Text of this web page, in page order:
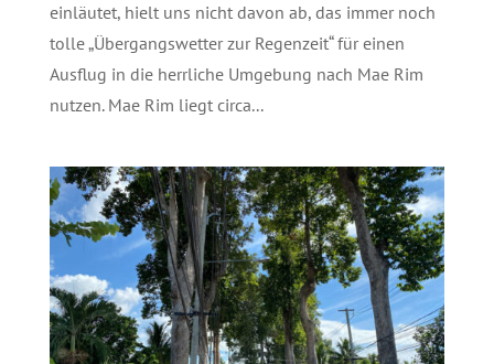
einläutet, hielt uns nicht davon ab, das immer noch
tolle „Übergangswetter zur Regenzeit“ für einen
Ausflug in die herrliche Umgebung nach Mae Rim
nutzen. Mae Rim liegt circa...